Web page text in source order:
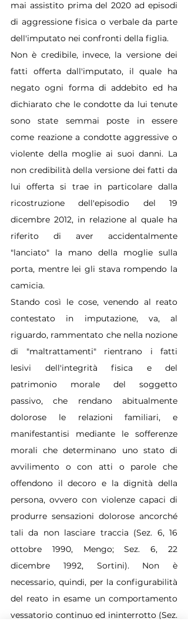
mai assistito prima del 2020 ad episodi
di aggressione fisica o verbale da parte
dell'imputato nei confronti della figlia.
Non è credibile, invece, la versione dei
fatti offerta dall'imputato, il quale ha
negato ogni forma di addebito ed ha
dichiarato che le condotte da lui tenute
sono state semmai poste in essere
come reazione a condotte aggressive o
violente della moglie ai suoi danni. La
non credibilità della versione dei fatti da
lui offerta si trae in particolare dalla
ricostruzione dell'episodio del 19
dicembre 2012, in relazione al quale ha
riferito di aver accidentalmente
"lanciato" la mano della moglie sulla
porta, mentre lei gli stava rompendo la
camicia.
Stando così le cose, venendo al reato
contestato in imputazione, va, al
riguardo, rammentato che nella nozione
di "maltrattamenti" rientrano i fatti
lesivi dell'integrità fisica e del
patrimonio morale del soggetto
passivo, che rendano abitualmente
dolorose le relazioni familiari, e
manifestantisi mediante le sofferenze
morali che determinano uno stato di
avvilimento o con atti o parole che
offendono il decoro e la dignità della
persona, ovvero con violenze capaci di
produrre sensazioni dolorose ancorché
tali da non lasciare traccia (Sez. 6, 16
ottobre 1990, Mengo; Sez. 6, 22
dicembre 1992, Sortini). Non è
necessario, quindi, per la configurabilità
del reato in esame un comportamento
vessatorio continuo ed ininterrotto (Sez.